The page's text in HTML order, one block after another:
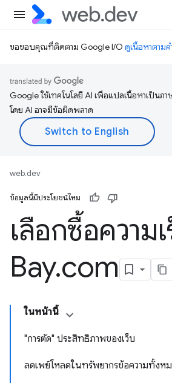
ขอขอบคุณที่ติดตาม Google I/O ดูเนื้อหาตามค
Google ใช้เทคโนโลยี AI เพื่อแปลเนื้อหาเป็นภ
โดย AI อาจมีข้อผิดพลาด
web.dev
ข้อมูลนี้มีประโยชน์ไหม
เลือกซื้อความ
Bay.com
ในหน้านี้
"การตัด" ประสิทธิภาพของเว็บ
ลดเพย์โหลดในทรัพยากรข้อความทั้งห